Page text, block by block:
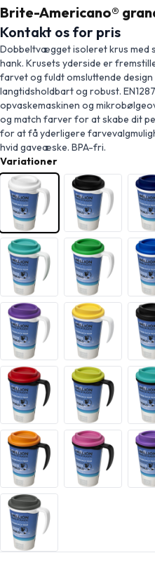
Brite-Americano®
Kontakt os for pris
Dobbeltvægget isoleret krus med
hank. Krusets yderside er
farvet og fuldt omsluttende
langtidsholdbart og robust.
opvaskemaskinen og
og match farver for at skabe dit
for at få yderligere
hvid gaveæske. BPA-fri.
Variationer